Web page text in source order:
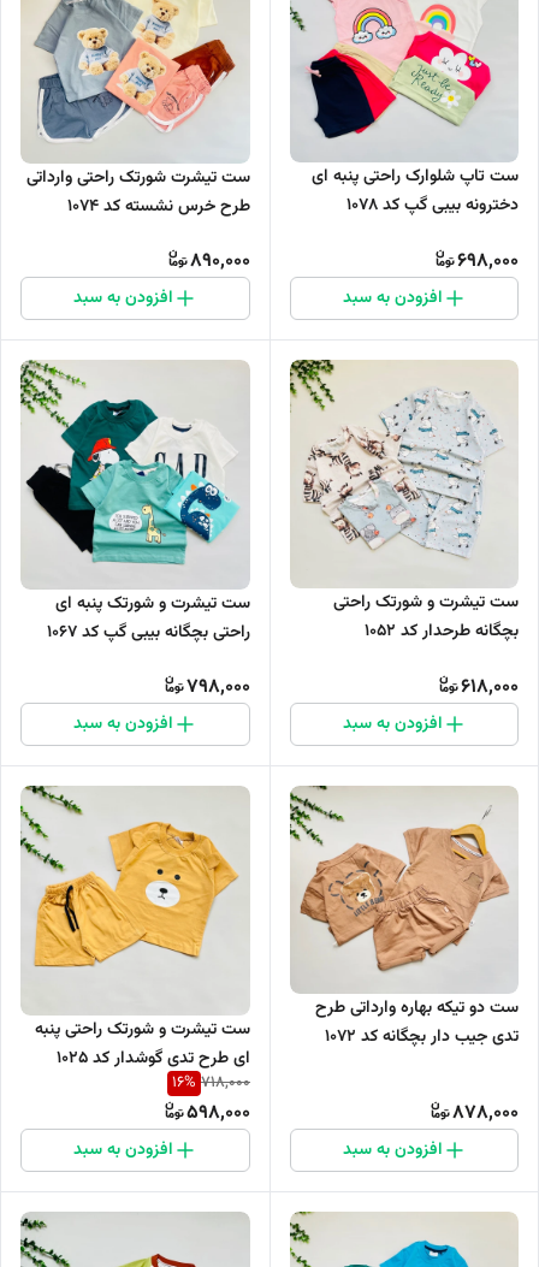
ست تاپ شلوارک راحتی پنبه ای
دخترونه بیبی گپ کد ۱۰۷۸
698,000
افزودن به سبد
ست تیشرت شورتک راحتی وارداتی
طرح خرس نشسته کد 1074
890,000
افزودن به سبد
ست تیشرت و شورتک راحتی
بچگانه طرحدار کد 1052
618,000
افزودن به سبد
ست تیشرت و شورتک پنبه ای
راحتی بچگانه بیبی گپ کد 1067
798,000
افزودن به سبد
ست دو تیکه بهاره وارداتی طرح
تدی جیب دار بچگانه کد 1072
878,000
افزودن به سبد
ست تیشرت و شورتک راحتی پنبه
ای طرح تدی گوشدار کد 1025
718,000
16%
598,000
افزودن به سبد